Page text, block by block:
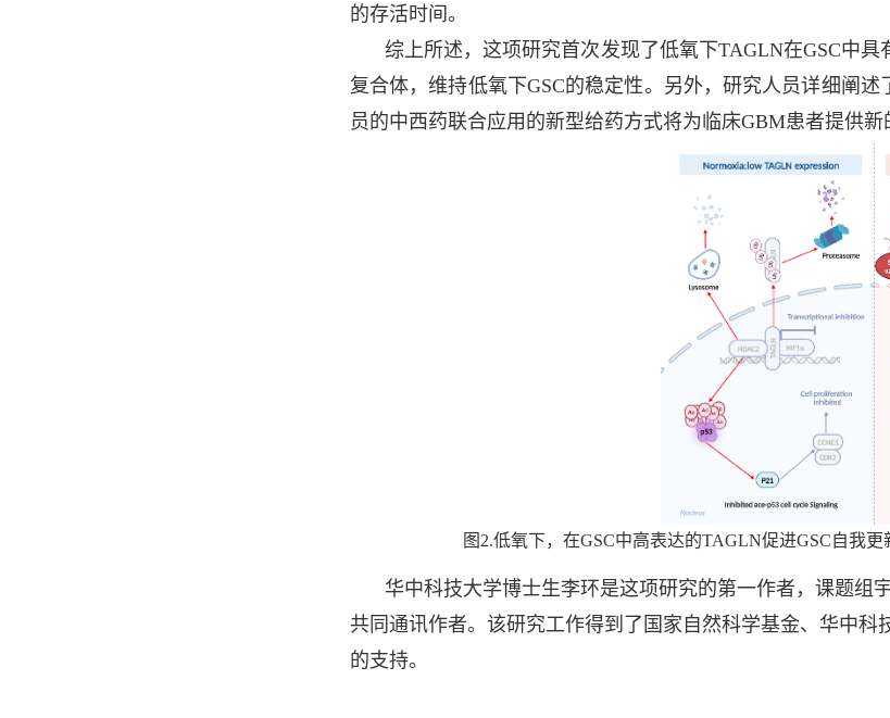
的存活时间。
综上所述，这项研究首次发现了低氧下TAGLN在GSC中
复合体，维持低氧下GSC的稳定性。另外，研究人员详细阐
员的中西药联合应用的新型给药方式将为临床GBM患者提供新
图 2.低氧下，在GSC中高表达的TAGLN促进GSC自我
华中科技大学博士生李环是这项研究的第一作者，课题组
共同通讯作者。该研究工作得到了国家自然科学基金、华中
的支持。